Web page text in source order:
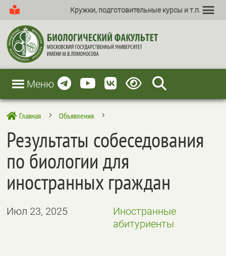
Кружки, подготовительные курсы и т.п.
Меню
 Главная 5 Объявления 5
Результаты собеседования
по биологии для
иностранных граждан
Июл 23, 2025
Иностранные
абитуриенты